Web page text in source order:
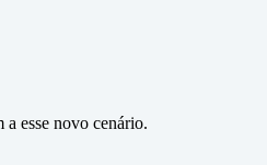
esse novo cenário.